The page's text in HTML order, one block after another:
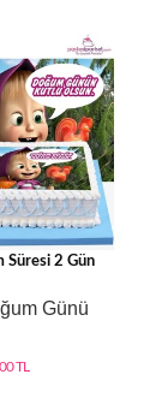
Süresi 2 Gün
Günü
,00 TL